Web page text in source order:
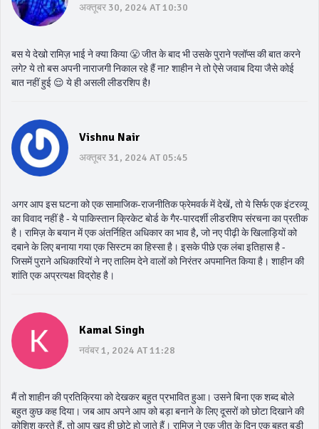
अक्तूबर 30, 2024 AT 10:30
बस ये देखो रामिज़ भाई ने क्या किया 😤 जीत के बाद भी उसके पुराने फ्लॉप्स की बात करने
लगे? ये तो बस अपनी नाराजगी निकाल रहे हैं ना? शाहीन ने तो ऐसे जवाब दिया जैसे कोई
बात नहीं हुई 😌 ये ही असली लीडरशिप है!
Vishnu Nair
अक्तूबर 31, 2024 AT 05:45
अगर आप इस घटना को एक सामाजिक-राजनीतिक फ्रेमवर्क में देखें, तो ये सिर्फ एक इंटरव्यू
का विवाद नहीं है - ये पाकिस्तान क्रिकेट बोर्ड के गैर-पारदर्शी लीडरशिप संरचना का प्रतीक
है। रामिज़ के बयान में एक अंतर्निहित अधिकार का भाव है, जो नए पीढ़ी के खिलाड़ियों को
दबाने के लिए बनाया गया एक सिस्टम का हिस्सा है। इसके पीछे एक लंबा इतिहास है -
जिसमें पुराने अधिकारियों ने नए तालिम देने वालों को निरंतर अपमानित किया है। शाहीन की
शांति एक अप्रत्यक्ष विद्रोह है।
Kamal Singh
नवंबर 1, 2024 AT 11:28
मैं तो शाहीन की प्रतिक्रिया को देखकर बहुत प्रभावित हुआ। उसने बिना एक शब्द बोले
बहुत कुछ कह दिया। जब आप अपने आप को बड़ा बनाने के लिए दूसरों को छोटा दिखाने की
कोशिश करते हैं, तो आप खुद ही छोटे हो जाते हैं। रामिज़ ने एक जीत के दिन एक बहुत बड़ी